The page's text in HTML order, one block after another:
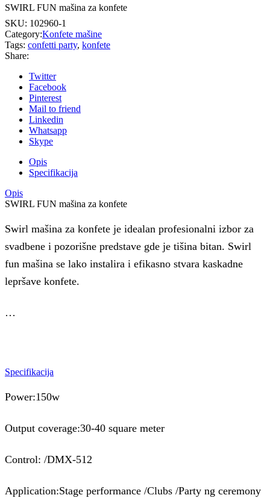
SWIRL FUN mašina za konfete
SKU: 102960-1
Category:Konfete mašine
Tags: confetti party, konfete
Share:
Twitter
Facebook
Pinterest
Mail to friend
Linkedin
Whatsapp
Skype
Opis
Specifikacija
Opis
SWIRL FUN mašina za konfete
Swirl mašina za konfete je idealan profesionalni izbor za
svadbene i pozorišne predstave gde je tišina bitan. Swirl
fun mašina se lako instalira i efikasno stvara kaskadne
lepršave konfete.
…
Specifikacija
Power:150w
Output coverage:30-40 square meter
Control: /DMX-512
Application:Stage performance /Clubs /Party ng ceremony